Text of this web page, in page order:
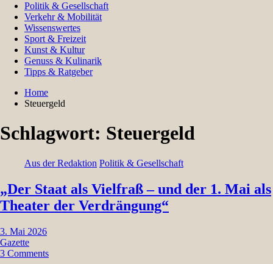
Politik & Gesellschaft
Verkehr & Mobilität
Wissenswertes
Sport & Freizeit
Kunst & Kultur
Genuss & Kulinarik
Tipps & Ratgeber
Home
Steuergeld
Schlagwort: Steuergeld
Aus der Redaktion Politik & Gesellschaft
„Der Staat als Vielfraß – und der 1. Mai als
Theater der Verdrängung“
3. Mai 2026
Gazette
3 Comments